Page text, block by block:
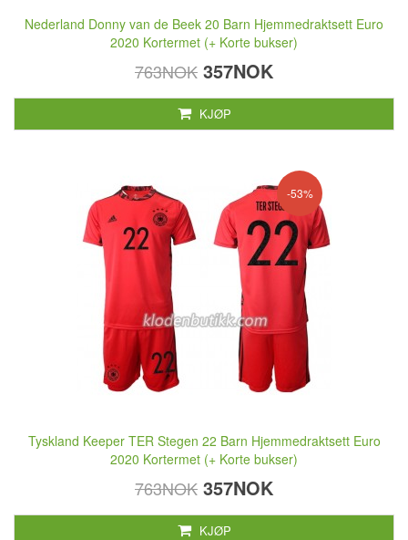
Nederland Donny van de Beek 20 Barn Hjemmedraktsett Euro
2020 Kortermet (+ Korte bukser)
763NOK 357NOK
KJØP
-53%
Tyskland Keeper TER Stegen 22 Barn Hjemmedraktsett Euro
2020 Kortermet (+ Korte bukser)
763NOK 357NOK
KJØP